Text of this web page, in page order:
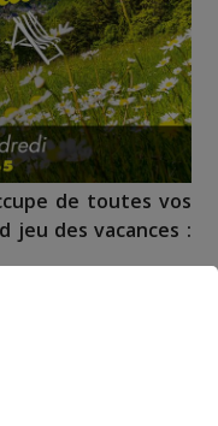
de toutes vos
jeu des vacances :